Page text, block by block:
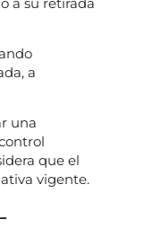
a
una
que el
vigente.